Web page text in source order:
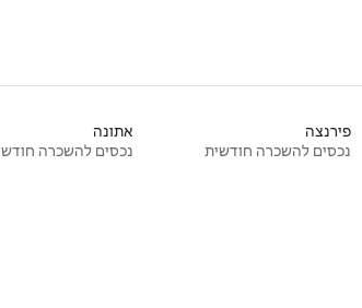
פירנצה
נכסים להשכרה חודשית
אתונה
נכסים להשכרה